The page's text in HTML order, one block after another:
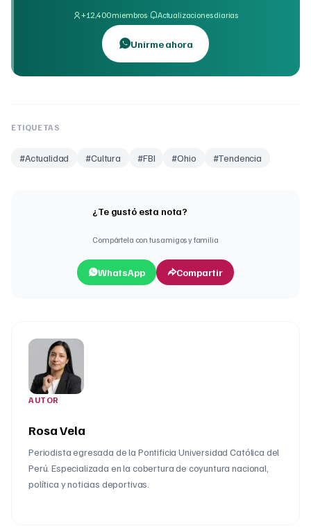
+12,400 miembros· Actualizaciones diarias
Unirme ahora
ETIQUETAS
#Actualidad #Cultura #FBI #Ohio #Tendencia
¿Te gustó esta nota?
Compártela con tus amigos y familia
WhatsApp Compartir
AUTOR
Rosa Vela
Periodista egresada de la Pontificia Universidad Católica del
Perú. Especializada en la cobertura de coyuntura nacional,
política y noticias deportivas.